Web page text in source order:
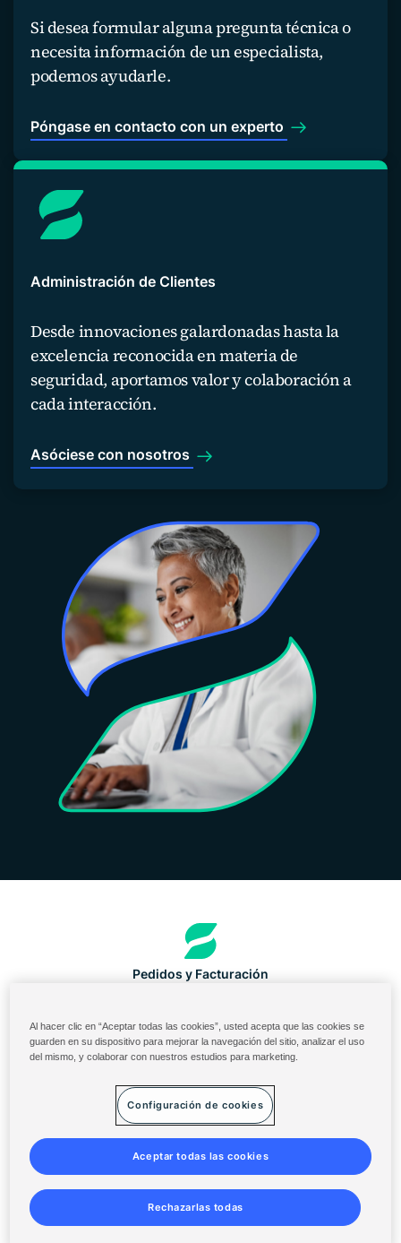
Si desea formular alguna pregunta técnica o
necesita información de un especialista,
podemos ayudarle.
Póngase en contacto con un experto
Administración de Clientes
Desde innovaciones galardonadas hasta la
excelencia reconocida en materia de
seguridad, aportamos valor y colaboración a
cada interacción.
Asóciese con nosotros
Pedidos y Facturación
Inicio de sesión en la nube de Solenis
Diversey ServiceNow
Términos y condiciones
Declaración de Privacidad
Mapa del sitio
©2014-2026 Solenis
Al hacer clic en “Aceptar todas las cookies”, usted acepta que las cookies se
guarden en su dispositivo para mejorar la navegación del sitio, analizar el uso
del mismo, y colaborar con nuestros estudios para marketing.
Configuración de cookies
Rechazarlas todas
Aceptar todas las cookies